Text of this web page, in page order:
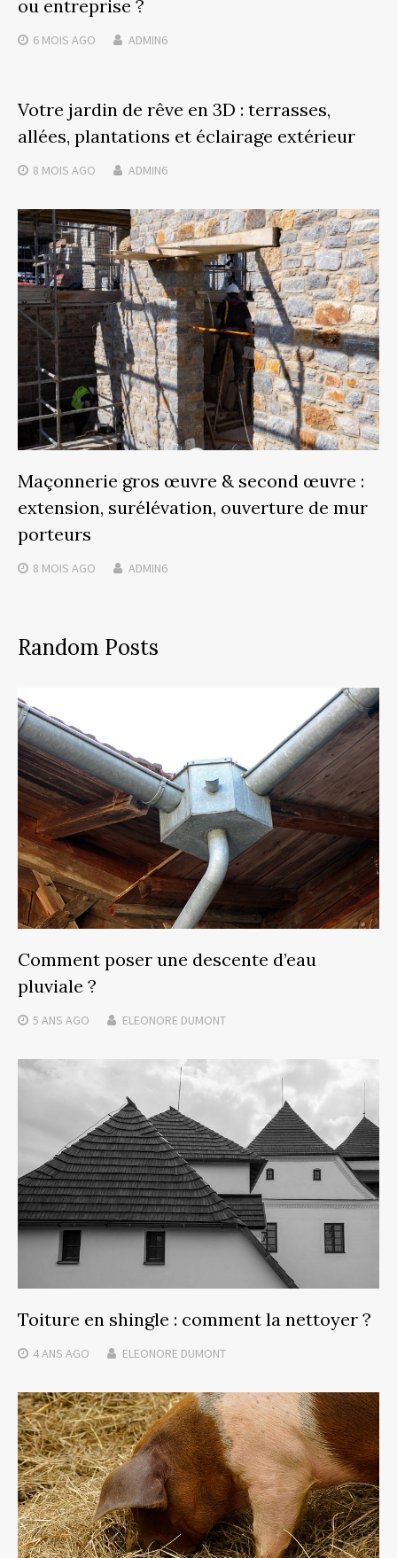
ou entreprise ?
6 MOIS AGO ADMIN6
Votre jardin de rêve en 3D : terrasses,
allées, plantations et éclairage extérieur
8 MOIS AGO ADMIN6
Maçonnerie gros œuvre & second œuvre :
extension, surélévation, ouverture de mur
porteurs
8 MOIS AGO ADMIN6
Random Posts
Comment poser une descente d’eau
pluviale ?
5 ANS AGO ELEONORE DUMONT
Toiture en shingle : comment la nettoyer ?
4 ANS AGO ELEONORE DUMONT